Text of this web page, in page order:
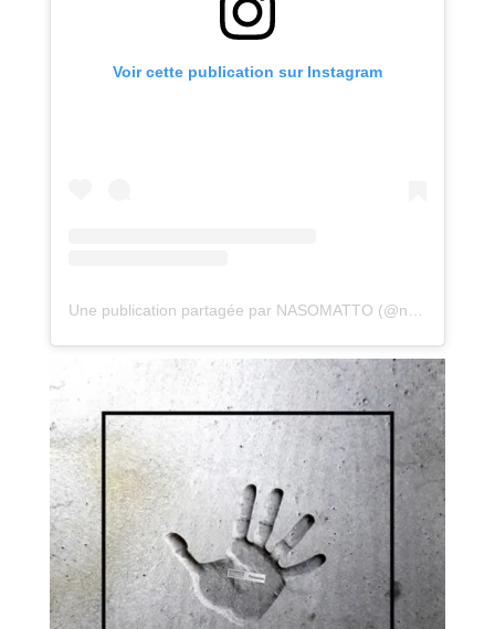
Voir cette publication sur Instagram